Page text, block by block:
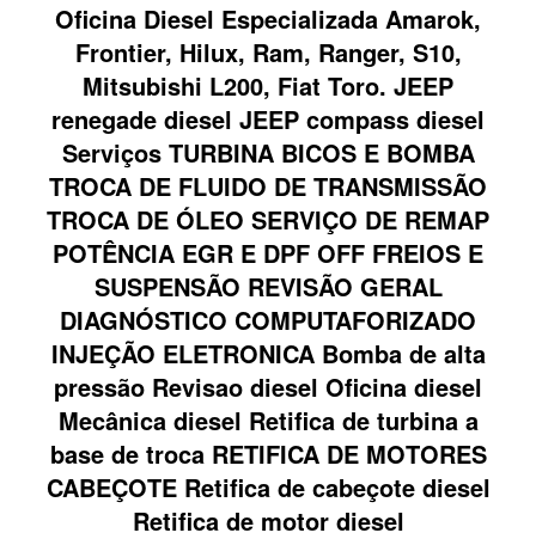
Oficina Diesel Especializada Amarok,
Frontier, Hilux, Ram, Ranger, S10,
Mitsubishi L200, Fiat Toro. JEEP
renegade diesel JEEP compass diesel
Serviços TURBINA BICOS E BOMBA
TROCA DE FLUIDO DE TRANSMISSÃO
TROCA DE ÓLEO SERVIÇO DE REMAP
POTÊNCIA EGR E DPF OFF FREIOS E
SUSPENSÃO REVISÃO GERAL
DIAGNÓSTICO COMPUTAFORIZADO
INJEÇÃO ELETRONICA Bomba de alta
pressão Revisao diesel Oficina diesel
Mecânica diesel Retifica de turbina a
base de troca RETIFICA DE MOTORES
CABEÇOTE Retifica de cabeçote diesel
Retifica de motor diesel